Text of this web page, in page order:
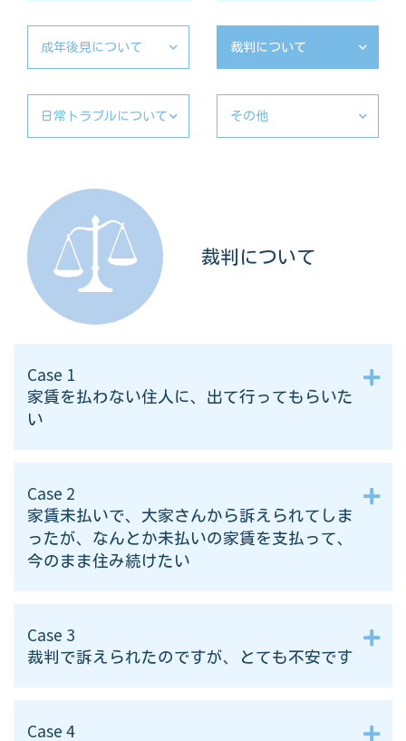
成年後見について 裁判について
日常トラブルについて その他
裁判について
Case 1
家賃を払わない住人に、出て行ってもらいた
い
Case 2
家賃未払いで、大家さんから訴えられてしま
ったが、なんとか未払いの家賃を支払って、
今のまま住み続けたい
Case 3
裁判で訴えられたのですが、とても不安です
Case 4